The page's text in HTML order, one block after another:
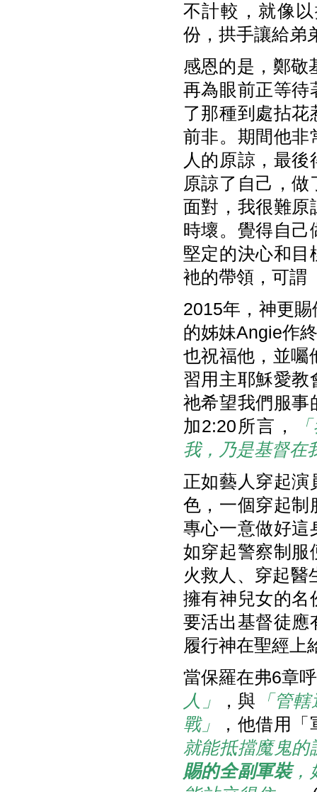
不計較，就像
份，拱手讓給弟
感恩的是，鄭敬
再為眼前正等待
了那種到處拈
前非。期間他非
人的原諒，最
原諒了自己，
面對，我很難原
時壞。覺得自己
堅定的決心和目
衪的帶領，可謂
2015年，神更
的姊妹Angie作
也祝福他，並囑
習用主耶穌愛教
祂希望我們服事
加2:20所言，
我，乃是基督在
正如藝人穿起演
色，一個穿起制
專心一意做好這
如穿起警察制服
火救人、穿起
擁有神兒女的名
要活出基督徒應
履行神在聖經上
當保羅在弗6章
人」
，與 「管
戰」
，他借用
就能抵擋魔鬼的
賜的全副軍裝，